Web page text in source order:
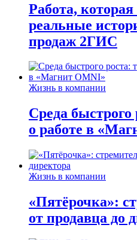
Работа,
реальные
продаж 2ГИС
Жизнь в компании
Среда быстрого
о работе в
Жизнь в компании
«Пятёрочка»:
от продавца до